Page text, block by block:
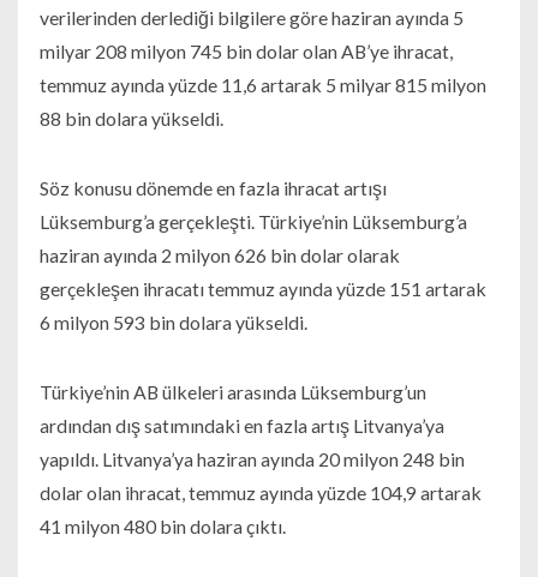
verilerinden derlediği bilgilere göre haziran ayında 5
milyar 208 milyon 745 bin dolar olan AB’ye ihracat,
temmuz ayında yüzde 11,6 artarak 5 milyar 815 milyon
88 bin dolara yükseldi.
Söz konusu dönemde en fazla ihracat artışı
Lüksemburg’a gerçekleşti. Türkiye’nin Lüksemburg’a
haziran ayında 2 milyon 626 bin dolar olarak
gerçekleşen ihracatı temmuz ayında yüzde 151 artarak
6 milyon 593 bin dolara yükseldi.
Türkiye’nin AB ülkeleri arasında Lüksemburg’un
ardından dış satımındaki en fazla artış Litvanya’ya
yapıldı. Litvanya’ya haziran ayında 20 milyon 248 bin
dolar olan ihracat, temmuz ayında yüzde 104,9 artarak
41 milyon 480 bin dolara çıktı.